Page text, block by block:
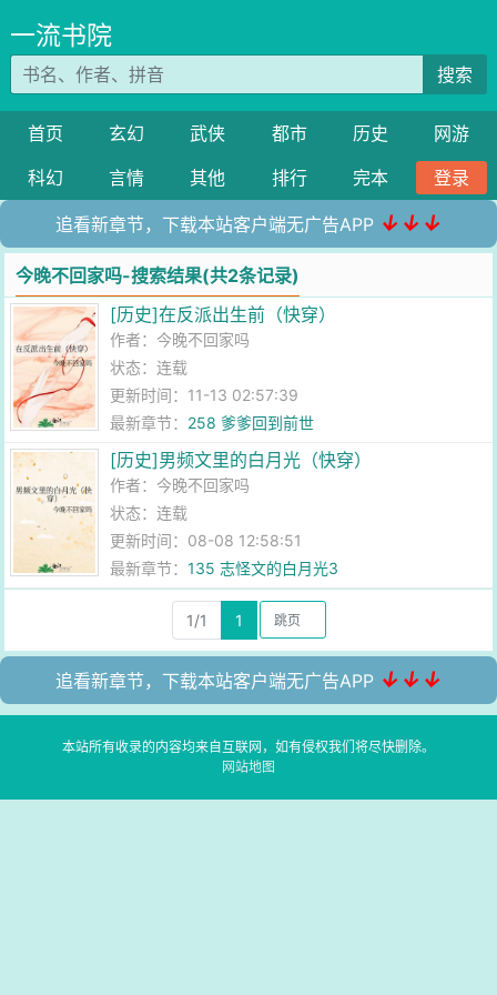
一流书院
搜索
首页 玄幻 武侠 都市 历史
网游
科幻
言情 其他 排行 完本 登录
追看新章节，下载本站客户端无广告APP ↓↓↓
今晚不回家吗-搜索结果(共2条记录)
[历史]在反派出生前（快穿）
作者： 今晚不回家吗
状态：连载
更新时间：11-13 02:57:39
最新章节： 258 爹爹回到前世
[历史]男频文里的白月光（快穿）
作者： 今晚不回家吗
状态：连载
更新时间：08-08 12:58:51
最新章节：135 志怪文的白月光3
1/1 1
追看新章节，下载本站客户端无广告APP ↓↓↓
本站所有收录的内容均来自互联网，如有侵权我们将尽快删除。
网站地图